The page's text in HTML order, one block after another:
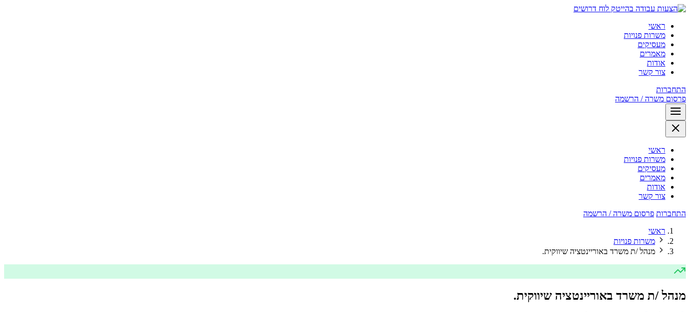
לוח דרושים
ראשי
משרות פנויות
מעסיקים
מאמרים
אודות
צור קשר
התחברות
פרסום משרה / הרשמה
ראשי
משרות פנויות
מעסיקים
מאמרים
אודות
צור קשר
התחברות פרסום משרה / הרשמה
ראשי
משרות פנויות
מנהל /ת משרד באוריינטציה שיווקית.
מנהל /ת משרד באוריינטציה שיווקית.